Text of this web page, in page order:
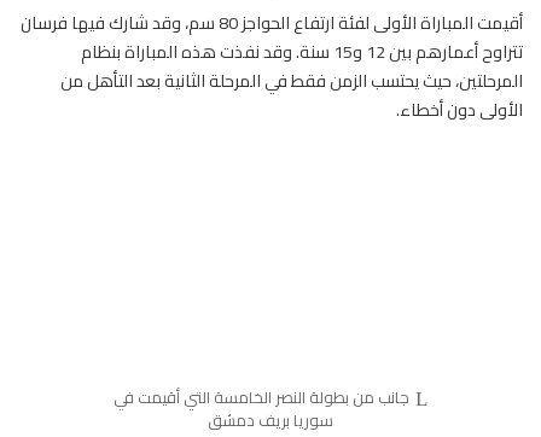
أقيمت المباراة الأولى لفئة ارتفاع الحواجز 80 سم، وقد شارك فيها فرسان
تتراوح أعمارهم بين 12 و15 سنة. وقد نفذت هذه المباراة بنظام
المرحلتين، حيث يحتسب الزمن فقط في المرحلة الثانية بعد التأهل من
الأولى دون أخطاء.
جانب من بطولة النصر الخامسة التي أقيمت في
سوريا بريف دمشق